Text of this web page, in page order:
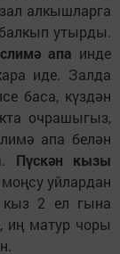
алкышларга
утырды.
апа инде
иде. Залда
баса, күздән
очрашыгыз,
апа белән
Пүскән кызы
уйлардан
2 ел гына
иң матур чоры